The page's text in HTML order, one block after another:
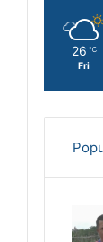
26 ℃
Fri